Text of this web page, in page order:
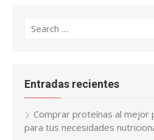
Search
Entradas recientes
Comprar proteínas al mejor
para tus necesidades